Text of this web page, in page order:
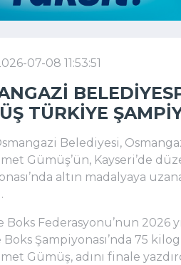
07-08 11:53:51
TÜRKIYE
Belediyesi,
Gümüş’ün, Kayseri’de
altın madalyaya
Boks Federasyonu’nun 2026
Şampiyonası’nda 75
Gümüş, adını finale